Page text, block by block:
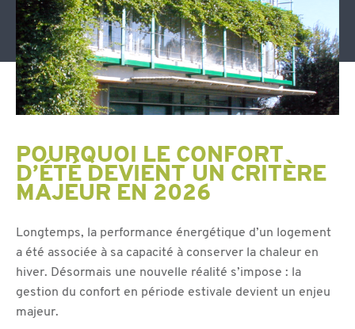
POURQUOI LE CONFORT
D’ÉTÉ DEVIENT UN CRITÈRE
MAJEUR EN 2026
Longtemps, la performance énergétique d’un logement
a été associée à sa capacité à conserver la chaleur en
hiver. Désormais une nouvelle réalité s’impose : la
gestion du confort en période estivale devient un enjeu
majeur.